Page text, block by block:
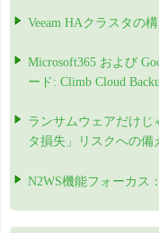
Veeam HAクラスタの
Microsoft365 および
ード: Climb Cloud
ランサムウェアだけじ
タ損失」リスクへの備
N2WS機能フォーカス